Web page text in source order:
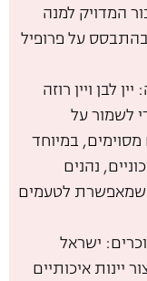
המדויק למנה
על פרופיל
לבן ויין רוזה
לשמור על
מסוימים, במיוחד
נהנים
שמאפשרת לטעמים
ישראל
יינות איכותיים